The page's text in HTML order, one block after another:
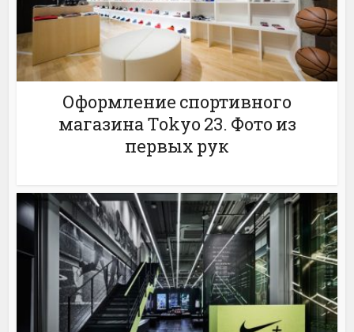
Оформление спортивного
магазина Tokyo 23. Фото из
первых рук